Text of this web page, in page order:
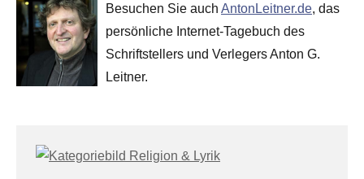
Besuchen Sie auch AntonLeitner.de, das
persönliche Internet-Tagebuch des
Schriftstellers und Verlegers Anton G.
Leitner.